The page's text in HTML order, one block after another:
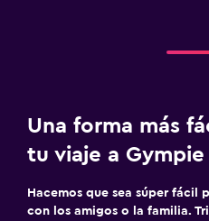
Una forma más
tu viaje a Gympie
Hacemos que sea súper fácil
con los amigos o la familia.